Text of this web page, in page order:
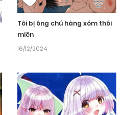
Tôi bị ông chú hàng xóm thôi
miên
16/12/2024